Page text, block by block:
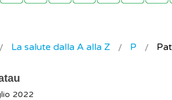
La salute dalla A alla Z P
2022